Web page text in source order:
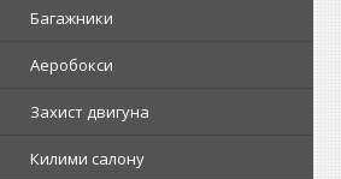
Багажники
Аеробокси
Захист двигуна
Килими салону